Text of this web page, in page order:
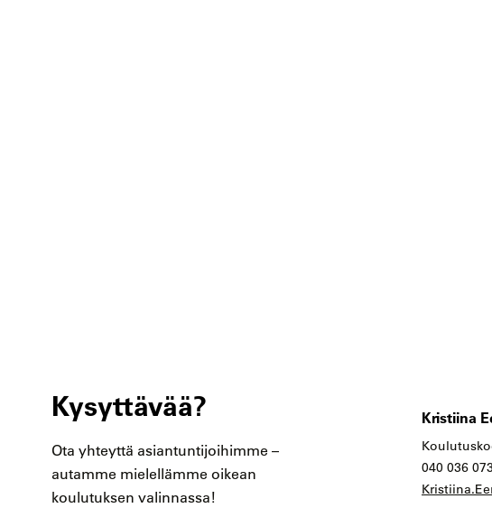
Kysyttävää?
Ota yhteyttä asiantuntijoihimme –
autamme mielellämme oikean
koulutuksen valinnassa!
Kristiina
040 036